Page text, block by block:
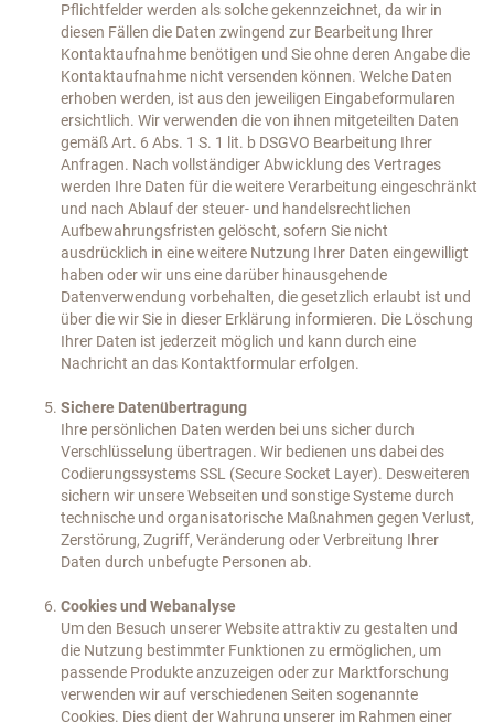
Pflichtfelder werden als solche gekennzeichnet, da wir in
diesen Fällen die Daten zwingend zur Bearbeitung Ihrer
Kontaktaufnahme benötigen und Sie ohne deren Angabe die
Kontaktaufnahme nicht versenden können. Welche Daten
erhoben werden, ist aus den jeweiligen Eingabeformularen
ersichtlich. Wir verwenden die von ihnen mitgeteilten Daten
gemäß Art. 6 Abs. 1 S. 1 lit. b DSGVO Bearbeitung Ihrer
Anfragen. Nach vollständiger Abwicklung des Vertrages
werden Ihre Daten für die weitere Verarbeitung eingeschränkt
und nach Ablauf der steuer- und handelsrechtlichen
Aufbewahrungsfristen gelöscht, sofern Sie nicht
ausdrücklich in eine weitere Nutzung Ihrer Daten eingewilligt
haben oder wir uns eine darüber hinausgehende
Datenverwendung vorbehalten, die gesetzlich erlaubt ist und
über die wir Sie in dieser Erklärung informieren. Die Löschung
Ihrer Daten ist jederzeit möglich und kann durch eine
Nachricht an das Kontaktformular erfolgen.
Sichere Datenübertragung
Ihre persönlichen Daten werden bei uns sicher durch
Verschlüsselung übertragen. Wir bedienen uns dabei des
Codierungssystems SSL (Secure Socket Layer). Desweiteren
sichern wir unsere Webseiten und sonstige Systeme durch
technische und organisatorische Maßnahmen gegen Verlust,
Zerstörung, Zugriff, Veränderung oder Verbreitung Ihrer
Daten durch unbefugte Personen ab.
Cookies und Webanalyse
Um den Besuch unserer Website attraktiv zu gestalten und
die Nutzung bestimmter Funktionen zu ermöglichen, um
passende Produkte anzuzeigen oder zur Marktforschung
verwenden wir auf verschiedenen Seiten sogenannte
Cookies. Dies dient der Wahrung unserer im Rahmen einer